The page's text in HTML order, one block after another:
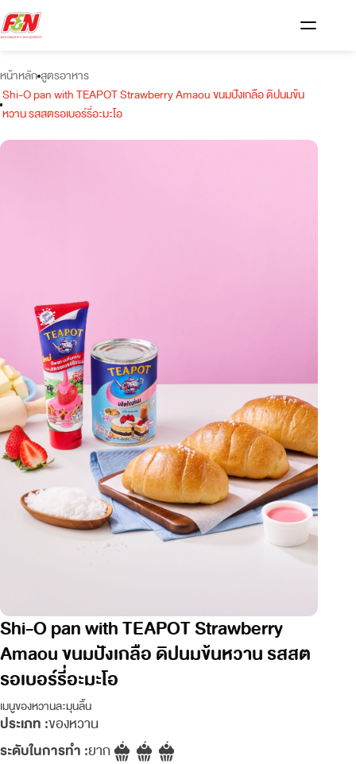
หน้าหลักสูตรอาหาร
Shi-O pan with TEAPOT Strawberry Amaou ขนมปังเกลือ ดิปนมข้น
หวาน รสสตรอเบอร์รี่อะมะโอ
Shi-O pan with TEAPOT Strawberry
Amaou ขนมปังเกลือ ดิปนมข้นหวาน รสสต
รอเบอร์รี่อะมะโอ
เมนูของหวานละมุนลิ้น
ประเภท :ของหวาน
ระดับในการทำ :ยาก